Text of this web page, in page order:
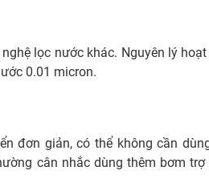
lọc nước khác. Nguyên lý
0.01 micron.
đơn giản, có thể không cần
cân nhắc dùng thêm bơm